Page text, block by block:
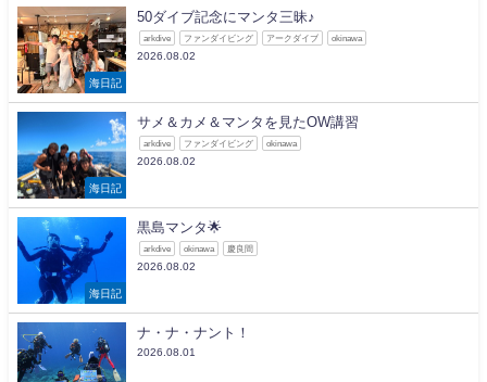
海日記
50ダイブ記念にマンタ三昧♪
arkdive ファンダイビング アークダイブ okinawa
2026.08.02
海日記
サメ＆カメ＆マンタを見たOW講習
arkdive ファンダイビング okinawa
2026.08.02
海日記
黒島マンタ🌟
arkdive okinawa 慶良間
2026.08.02
ナ・ナ・ナント！
2026.08.01